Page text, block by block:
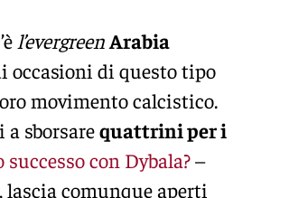
l’evergreenArabia
occasioni di questo tipo
movimento calcistico.
sborsarequattrini per i
con Dybala?–
lascia comunque aperti